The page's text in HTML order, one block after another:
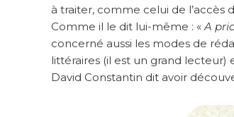
à traiter, comme celui de l’accès
Comme il le dit lui-même : « A
concerné aussi les modes de
littéraires (il est un grand lecteur)
David Constantin dit avoir